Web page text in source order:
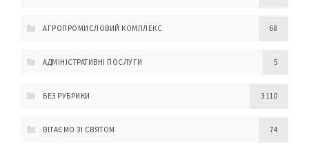
АГРОПРОМИСЛОВИЙ КОМПЛЕКС 68
АДМІНІСТРАТИВНІ ПОСЛУГИ 5
БЕЗ РУБРИКИ 3 110
ВІТАЄМО ЗІ СВЯТОМ 74